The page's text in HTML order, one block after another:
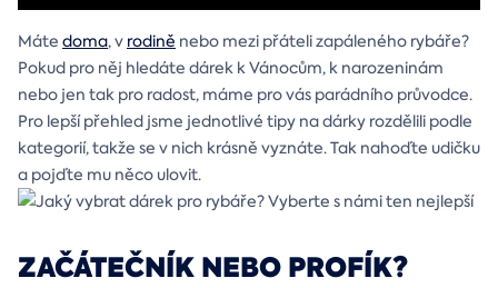
Máte doma, v rodině nebo mezi přáteli zapáleného rybáře?
Pokud pro něj hledáte dárek k Vánocům, k narozeninám
nebo jen tak pro radost, máme pro vás parádního průvodce.
Pro lepší přehled jsme jednotlivé tipy na dárky rozdělili podle
kategorií, takže se v nich krásně vyznáte. Tak nahoďte udičku
a pojďte mu něco ulovit.
ZAČÁTEČNÍK NEBO PROFÍK?